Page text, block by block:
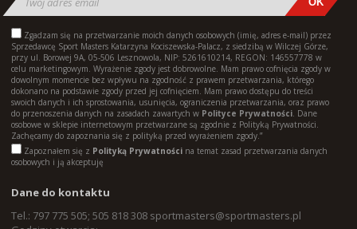
Zgadzam się na przetwarzanie moich danych osobowych (imię, adres e-mail) przez
Sprzedawcę Sport Masters Katarzyna Kociszewska-Palacz, z siedzibą w Wilczej Górze,
przy ul. Borowej 9A, 05-506 Lesznowola, NIP: 5261610214, REGON: 146557778 w
celu marketingowym. Wyrażenie zgody jest dobrowolne. Mam prawo cofnięcia zgody w
dowolnym momencie bez wpływu na zgodność z prawem przetwarzania, którego
dokonano na podstawie zgody przed jej cofnięciem. Mam prawo dostępu do treści
swoich danych i ich sprostowania, usunięcia, ograniczenia przetwarzania, oraz prawo
do przenoszenia danych na zasadach zawartych w Polityce Prywatności. Dane
osobowe w sklepie internetowym przetwarzane są zgodnie z Polityką Prywatności.
Zachęcamy do zapoznania się z polityką przed wyrażeniem zgody.”
Zapoznałem się z Polityką Prywatności na temat zasad przetwarzania danych
osobowych i ją akceptuję
Dane do kontaktu
Tel.: 797 775 505; 505 818 308 sportmasters@sportmasters.pl